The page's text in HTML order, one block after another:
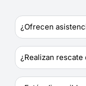
¿Ofrecen
¿Realizan